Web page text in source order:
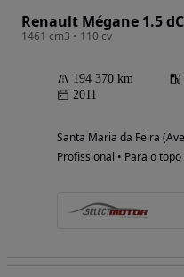
Renault Mégane 1.5
1461 cm3 • 110 cv
194 370 km
2011
Santa Maria da Feira
Profissional • Para o topo